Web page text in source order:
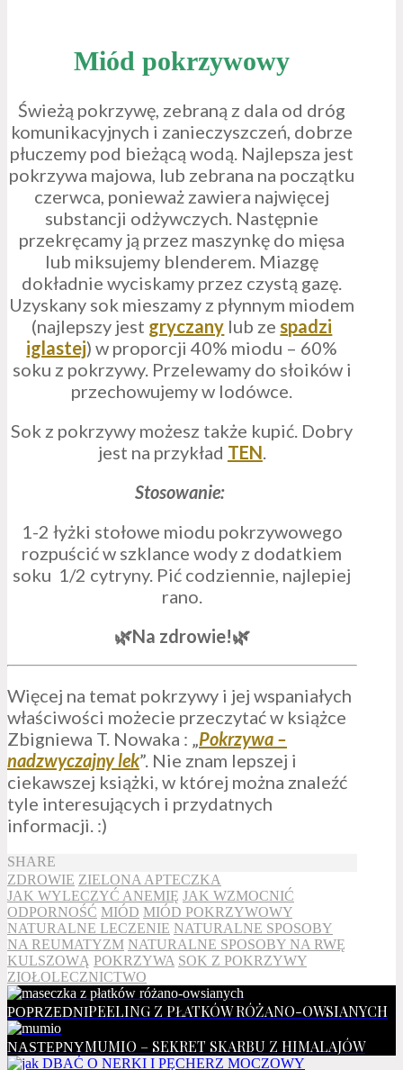
Miód pokrzywowy
Świeżą pokrzywę, zebraną z dala od dróg
komunikacyjnych i zanieczyszczeń, dobrze
płuczemy pod bieżącą wodą. Najlepsza jest
pokrzywa majowa, lub zebrana na początku
czerwca, ponieważ zawiera najwięcej
substancji odżywczych. Następnie
przekręcamy ją przez maszynkę do mięsa
lub miksujemy blenderem. Miazgę
dokładnie wyciskamy przez czystą gazę.
Uzyskany sok mieszamy z płynnym miodem
(najlepszy jest gryczany lub zespadzi
iglastej) w proporcji 40% miodu – 60%
soku z pokrzywy. Przelewamy do słoików i
przechowujemy w lodówce.
Sok z pokrzywy możesz także kupić. Dobry
jest na przykład TEN.
Stosowanie:
1-2 łyżki stołowe miodu pokrzywowego
rozpuścić w szklance wody z dodatkiem
soku 1/2 cytryny. Pić codziennie, najlepiej
rano.
🌿Na zdrowie!🌿
Więcej na temat pokrzywy i jej wspaniałych
właściwości możecie przeczytać w książce
Zbigniewa T. Nowaka : „Pokrzywa –
nadzwyczajny lek”. Nie znam lepszej i
ciekawszej książki, w której można znaleźć
tyle interesujących i przydatnych
informacji. :)
SHARE
ZDROWIE ZIELONA APTECZKA
JAK WYLECZYĆ ANEMIĘ JAK WZMOCNIĆ
ODPORNOŚĆ MIÓD MIÓD POKRZYWOWY
NATURALNE LECZENIE NATURALNE SPOSOBY
NA REUMATYZM NATURALNE SPOSOBY NA RWĘ
KULSZOWĄ POKRZYWA SOK Z POKRZYWY
ZIOŁOLECZNICTWO
POPRZEDNIPEELING Z PŁATKÓW RÓŻANO-OWSIANYCH
NASTEPNYMUMIO – SEKRET SKARBU Z HIMALAJÓW